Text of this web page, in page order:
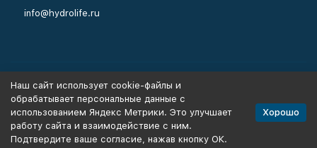
info@hydrolife.ru
Информация
Наш сайт использует cookie-файлы и
обрабатывает персональные данные с
использованием Яндекс Метрики. Это улучшает
работу сайта и взаимодействие с ним.
Подтвердите ваше согласие, нажав кнопку ОК.
Хорошо